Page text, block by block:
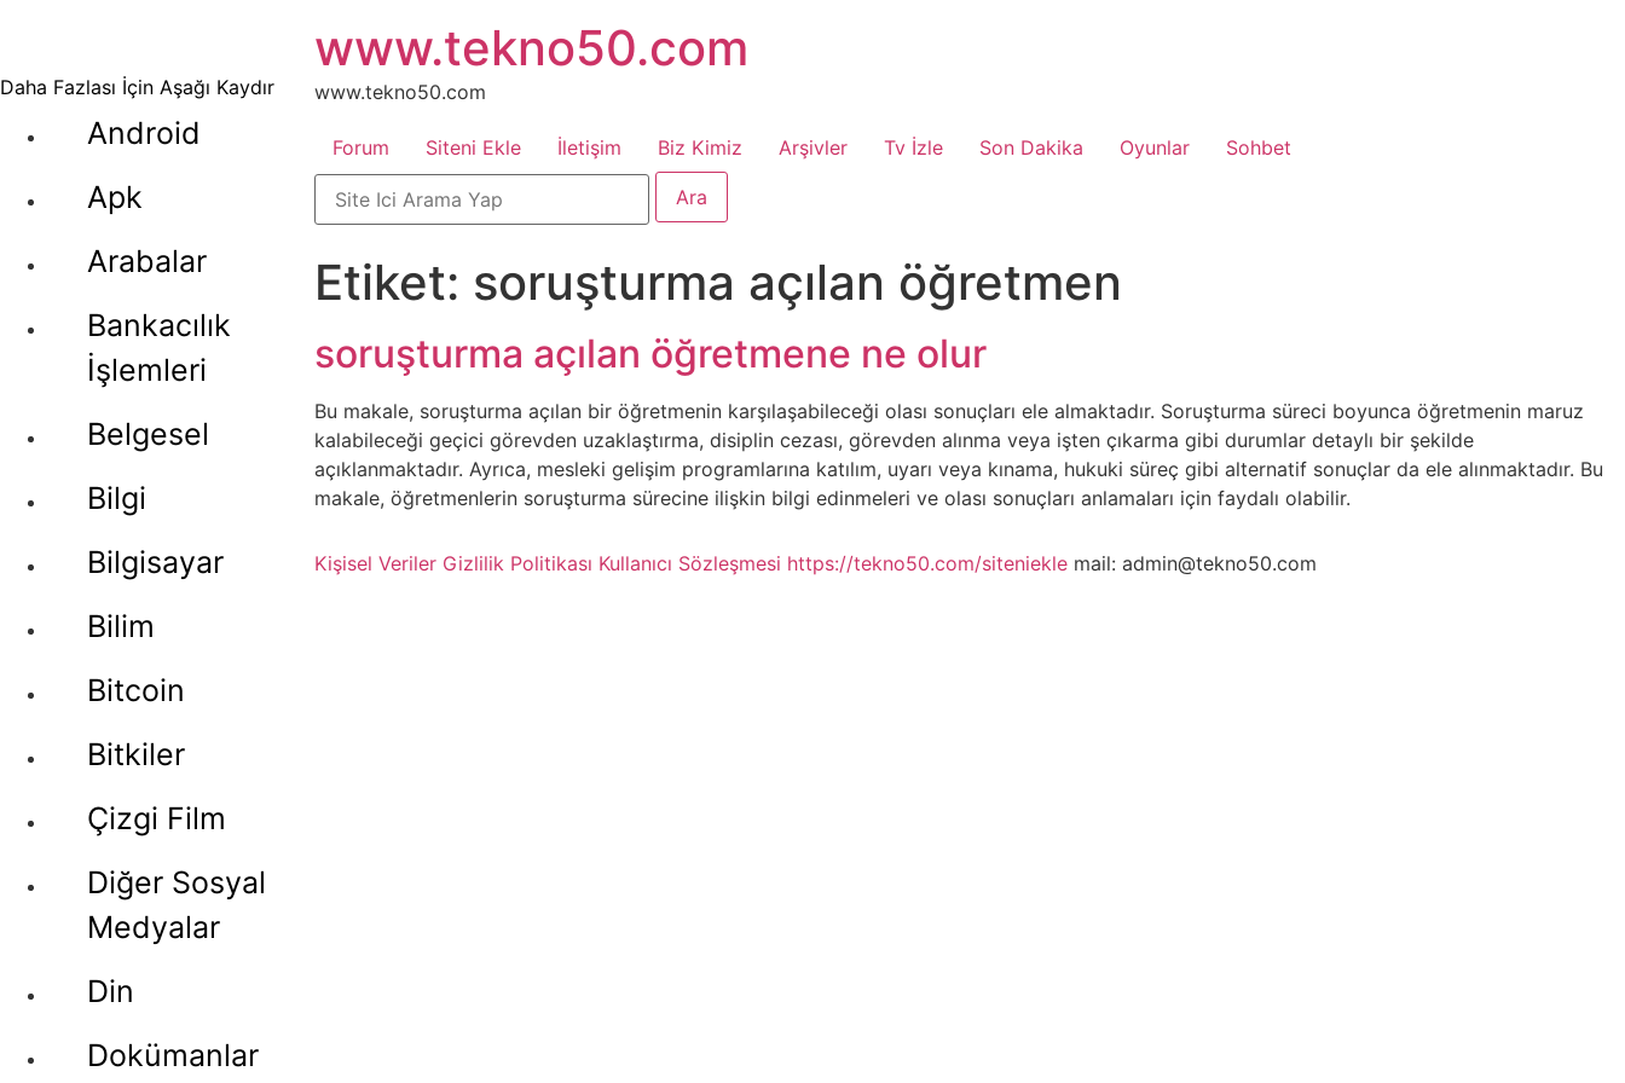
Daha Fazlası İçin Aşağı Kaydır
Android
Apk
Arabalar
Bankacılık
İşlemleri
Belgesel
Bilgi
Bilgisayar
Bilim
Bitcoin
Bitkiler
Çizgi Film
Diğer Sosyal
Medyalar
Din
Dokümanlar
atla
www.tekno50.com
www.tekno50.com
Forum Siteni Ekle İletişim Biz Kimiz Arşivler Tv İzle Son Dakika Oyunlar Sohbet
Etiket: soruşturma açılan öğretmen
soruşturma açılan öğretmene ne olur
Bu makale, soruşturma açılan bir öğretmenin karşılaşabileceği olası sonuçları ele almaktadır. Soruşturma süreci boyunca öğretmenin maruz
kalabileceği geçici görevden uzaklaştırma, disiplin cezası, görevden alınma veya işten çıkarma gibi durumlar detaylı bir şekilde
açıklanmaktadır. Ayrıca, mesleki gelişim programlarına katılım, uyarı veya kınama, hukuki süreç gibi alternatif sonuçlar da ele alınmaktadır. Bu
makale, öğretmenlerin soruşturma sürecine ilişkin bilgi edinmeleri ve olası sonuçları anlamaları için faydalı olabilir.
Kişisel Veriler Gizlilik Politikası Kullanıcı Sözleşmesi https://tekno50.com/siteniekle mail: admin@tekno50.com